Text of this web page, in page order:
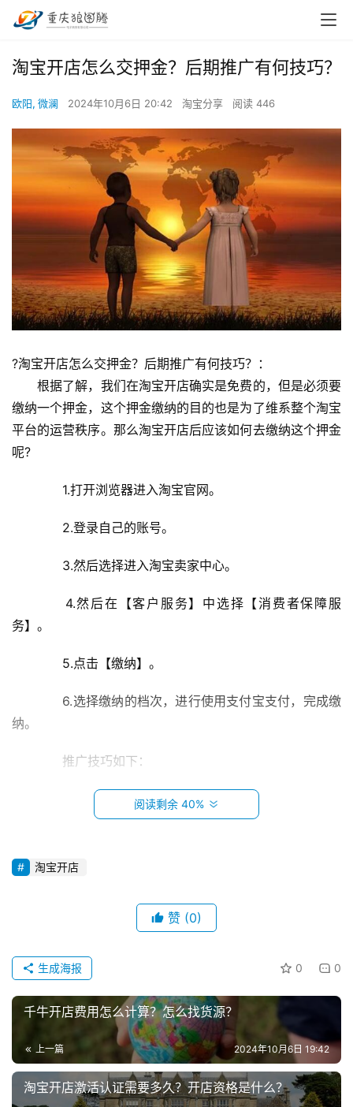
页
小
本
业
兼
淘宝开店怎么交押金？后期推广有何技巧？
欧阳, 微澜 2024年10月6日 20:42 淘宝分享 阅读 446
?淘宝开店怎么交押金？后期推广有何技巧？：
根据了解，我们在淘宝开店确实是免费的，但是必须要
缴纳一个押金，这个押金缴纳的目的也是为了维系整个淘宝
平台的运营秩序。那么淘宝开店后应该如何去缴纳这个押金
呢?
1.打开浏览器进入淘宝官网。
2.登录自己的账号。
3.然后选择进入淘宝卖家中心。
4.然后在【客户服务】中选择【消费者保障服
务】。
5.点击【缴纳】。
6.选择缴纳的档次，进行使用支付宝支付，完成缴
纳。
推广技巧如下：
1.使用淘宝助理添加商品时，每隔30分钟上传一
个，上网高峰期可将时间调整为10~20分钟，这样操作可获
店铺流量。
2.在淘宝论坛发布有意义的帖子，例如进货经验、
开店感想，吸引论坛用户前来灌水。如果读者产生共鸣，就
3.加入商盟，积极参加商盟举办的各种活动，以便
展示自己的商品。
4.友情链接可以为网店带来稳定的流量，尽量选择
与自己网店经营商品互补的网店，例如手机网店与手机配件
网店相互链接对双方都十分有利。
阅读剩余 40%
淘宝开店
赞 (0)
0 0
生成海报
千牛开店费用怎么计算？怎么找货源？
上一篇 2024年10月6日 19:42
淘宝开店激活认证需要多久？开店资格是什么？